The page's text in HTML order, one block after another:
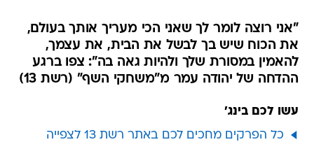
"אני רוצה לומר לך שאני הכי מעריך אותך בעולם,
את הכוח שיש בך לבשל את הבית, את עצמך,
להאמין במסורת שלך ולהיות גאה בה": צפו ברגע
ההדחה של יהודה עמר מ"משחקי השף" (רשת 13)
עשו לכם בינג'
כל הפרקים מחכים לכם באתר רשת 13 לצפייה